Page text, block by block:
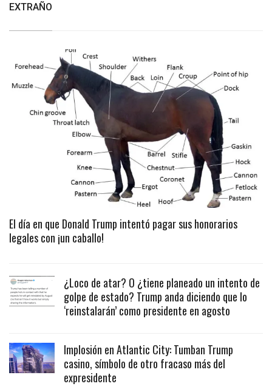
EXTRAÑO
El día en que Donald Trump intentó pagar sus honorarios
legales con ¡un caballo!
¿Loco de atar? O ¿tiene planeado un intento de
golpe de estado? Trump anda diciendo que lo
‘reinstalarán’ como presidente en agosto
Implosión en Atlantic City: Tumban Trump
casino, símbolo de otro fracaso más del
expresidente